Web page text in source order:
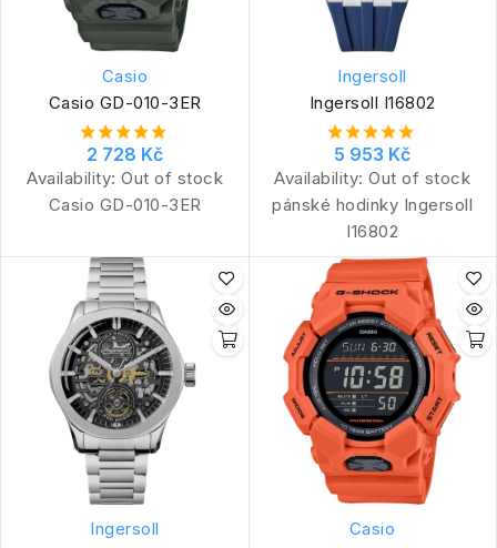
Casio
Casio GD-010-3ER
2 728 Kč
Availability: Out of stock
Casio GD-010-3ER
Ingersoll
Ingersoll I16802
5 953 Kč
Availability: Out of stock
pánské hodinky Ingersoll
I16802
Ingersoll
Casio